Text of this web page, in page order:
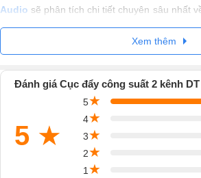
Audio sẽ phân tích chi tiết chuyên sâu nhất
của Đức này vì sao nó lại là sự lựa chọn
Xem thêm
Đánh giá Cục đẩy công suất 2 kênh
5 ★
5★
4★
3★
2★
1★